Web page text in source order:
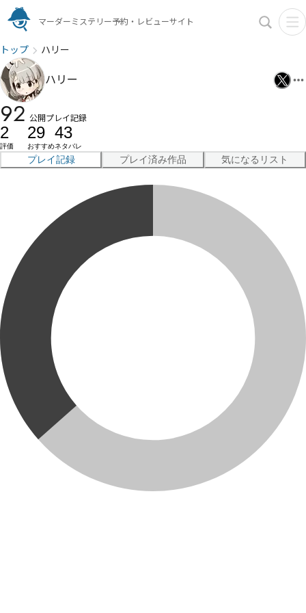
マーダーミステリー予約・レビューサイト
トップ ハリー
ハリー
92 公開プレイ記録
2
評価
29
おすすめ
43
ネタバレ
プレイ記録 プレイ済み作品 気になるリスト